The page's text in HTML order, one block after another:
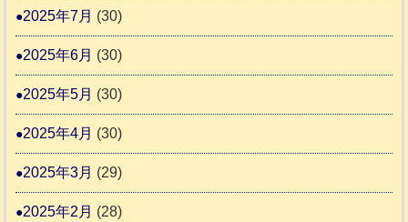
2025年7月 (30)
2025年6月 (30)
2025年5月 (30)
2025年4月 (30)
2025年3月 (29)
2025年2月 (28)